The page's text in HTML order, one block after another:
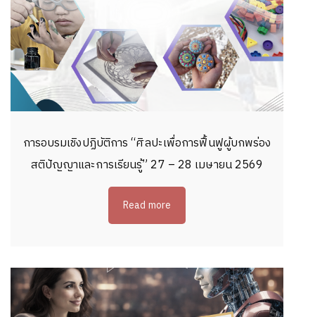
การอบรมเชิงปฏิบัติการ “ศิลปะเพื่อการฟื้นฟูผู้บกพร่อง
สติปัญญาและการเรียนรู้” 27 – 28 เมษายน 2569
Read more